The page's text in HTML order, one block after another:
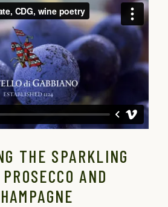
THE SPARKLING
AND